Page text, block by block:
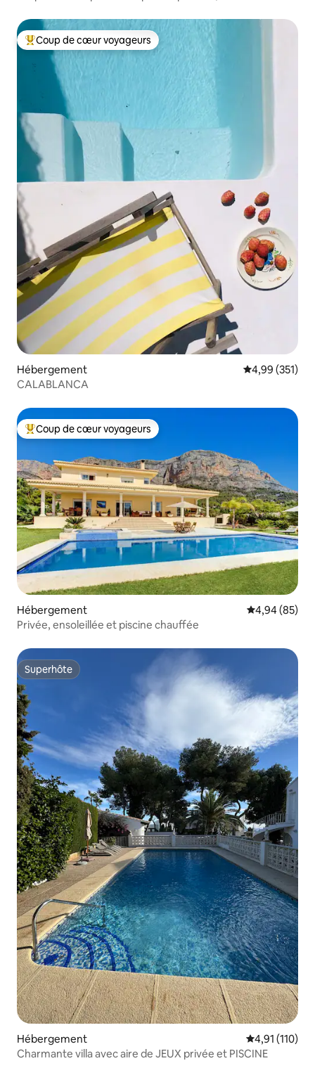
Coups de cœur voyageurs les plus appréciés
Coup de cœur voyageurs
Hébergement Évaluation
4,99 (351)
CALABLANCA
Coups de cœur voyageurs les plus appréciés
Coup de cœur voyageurs
Hébergement Évaluation
4,94 (85)
Privée, ensoleillée et piscine chauffée
Superhôte
Superhôte
Hébergement Évaluation
4,91 (110)
Charmante villa avec aire de JEUX privée et PISCINE